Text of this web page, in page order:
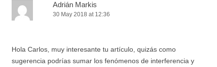
Adrián Markis
30 May 2018 at 12:36
Hola Carlos, muy interesante tu artículo, quizás como
sugerencia podrías sumar los fenómenos de interferencia y